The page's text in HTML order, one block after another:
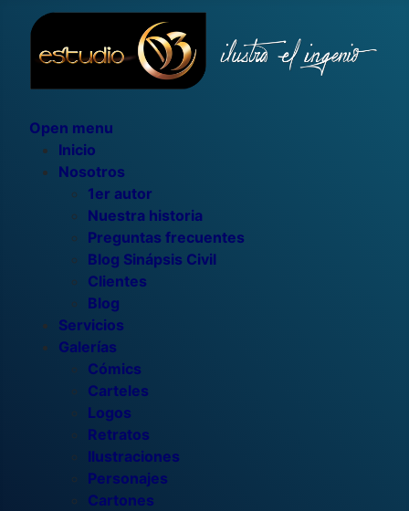
Open menu
Inicio
Nosotros
1er autor
Nuestra historia
Preguntas frecuentes
Blog Sinápsis Civil
Clientes
Blog
Servicios
Galerías
Cómics
Carteles
Logos
Retratos
Ilustraciones
Personajes
Cartones